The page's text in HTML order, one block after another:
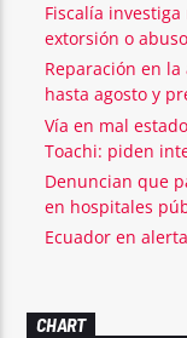
Fiscalía
extorsión o
Reparación en
hasta agosto y
Vía en mal
Toachi: piden
Denuncian que
en hospitales
Ecuador en
CHART